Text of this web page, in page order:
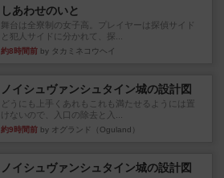
しあわせのいと
舞台は全寮制の女子高。プレイヤーは探偵サイド
と犯人サイドに分かれて、探...
約8時間前 by タカミネコウヘイ
ノイシュヴァンシュタイン城の設計図
どうにも上手くあれもこれも満たせるようには置
けないので、入口の除去と入...
約9時間前 by オグランド（Oguland）
ノイシュヴァンシュタイン城の設計図